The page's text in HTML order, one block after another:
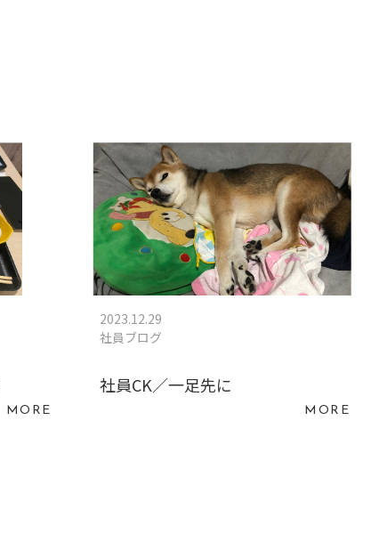
MORE
2023.12.29
社員ブログ
社員CK／一足先に
MORE